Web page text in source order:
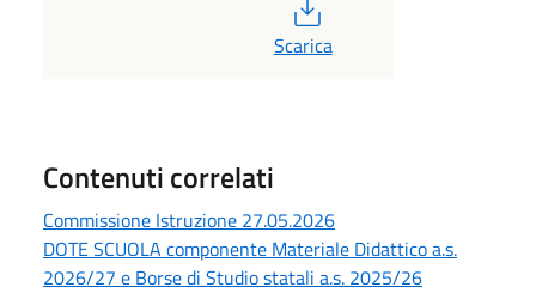
Scarica
Contenuti correlati
Commissione Istruzione 27.05.2026
DOTE SCUOLA componente Materiale Didattico a.s.
2026/27 e Borse di Studio statali a.s. 2025/26